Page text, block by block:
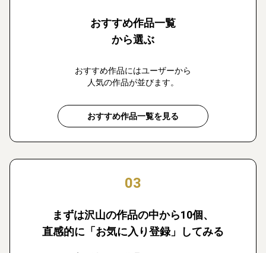
おすすめ作品一覧
から選ぶ
おすすめ作品にはユーザーから
人気の作品が並びます。
おすすめ作品一覧を見る
03
まずは沢山の作品の中から10個、
直感的に「お気に入り登録」してみる